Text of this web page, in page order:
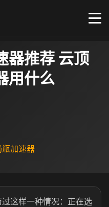
器推荐 云顶
用什么
加速器
这样一种情况：正在选